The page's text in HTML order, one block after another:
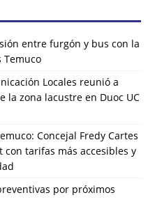
entre furgón y bus con la
Temuco
Locales reunió a
la zona lacustre en Duoc UC
Concejal Fredy Cartes
con tarifas más accesibles y
por próximos